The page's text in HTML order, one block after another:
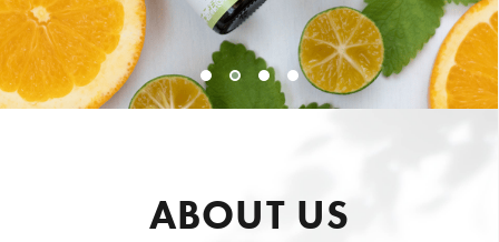
ABOUT US